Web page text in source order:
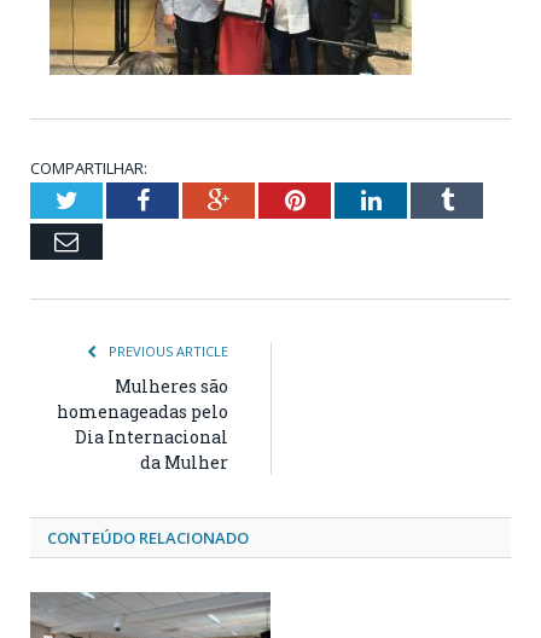
COMPARTILHAR:
TwitterFacebookGoogle+PinterestLinkedInTumblr
Email
PREVIOUS ARTICLE
Mulheres são
homenageadas pelo
Dia Internacional
da Mulher
CONTEÚDO RELACIONADO